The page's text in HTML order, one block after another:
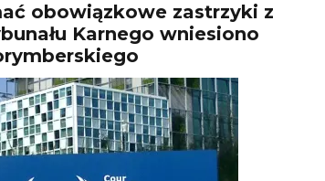
obowiązkowe zastrzyki z
Karnego wniesiono